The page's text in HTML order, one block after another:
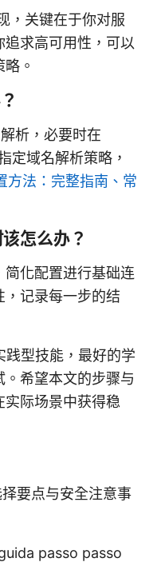
，关键在于你对服
求高可用性，可以
。
析，必要时在
定域名解析策略，
方法：完整指南、常
怎么办？
简化配置进行基础连
记录每一步的结
型技能，最好的学
希望本文的步骤与
实际场景中获得稳
要点与安全注意事
passo passo